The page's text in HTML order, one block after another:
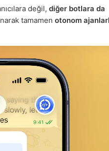
değil, diğer botlara da
tamamen otonom